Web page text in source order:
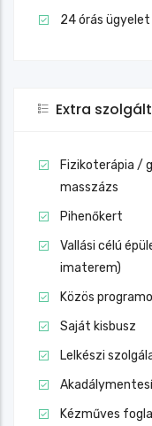
24 órás ügyelet
Extra
Fizikoterápia /
masszázs
Pihenőkert
Vallási célú
imaterem)
Közös
Saját kisbusz
Lelkészi
Kézműves